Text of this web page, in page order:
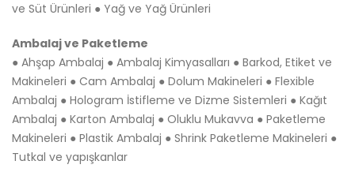
ve Süt Ürünleri ● Yağ ve Yağ Ürünleri
Ambalaj ve Paketleme
● Ahşap Ambalaj ● Ambalaj Kimyasalları ● Barkod, Etiket ve
Makineleri ● Cam Ambalaj ● Dolum Makineleri ● Flexible
Ambalaj ● Hologram İstifleme ve Dizme Sistemleri ● Kağıt
Ambalaj ● Karton Ambalaj ● Oluklu Mukavva ● Paketleme
Makineleri ● Plastik Ambalaj ● Shrink Paketleme Makineleri ●
Tutkal ve yapışkanlar